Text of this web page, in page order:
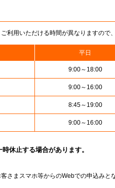
利用いただける時間が異なりますので
平日
9:00～18:00
9:00～16:00
8:45～19:00
9:00～16:00
休止する場合があります。
さまスマホ等からのWebでの申込みと